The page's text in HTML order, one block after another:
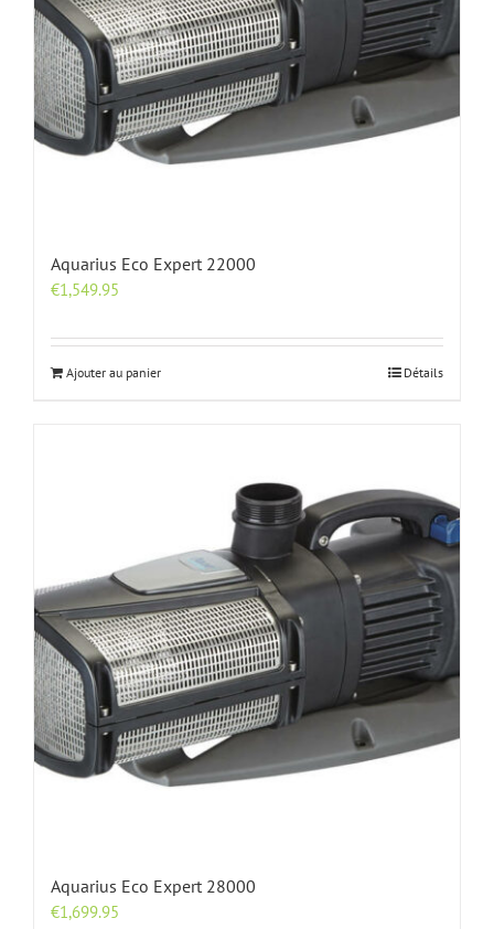
Aquarius Eco Expert 22000
€1,549.95
Ajouter au panier Détails
Aquarius Eco Expert 28000
€1,699.95